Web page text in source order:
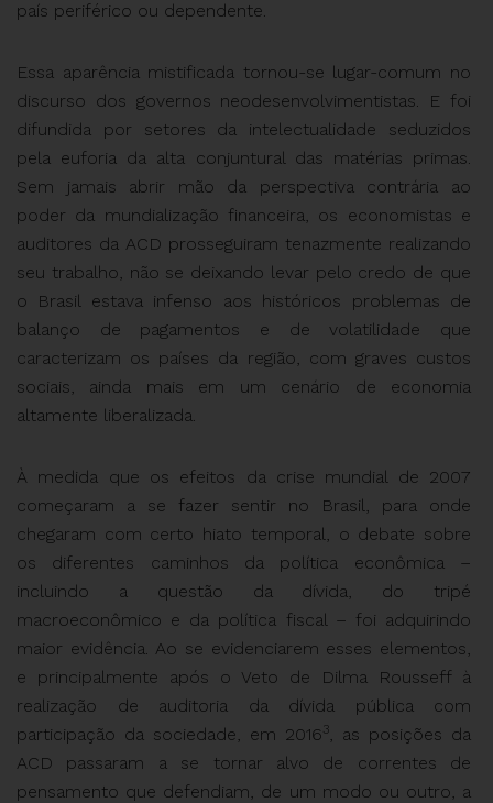
país periférico ou dependente.
Essa aparência mistificada tornou-se lugar-comum no
discurso dos governos neodesenvolvimentistas. E foi
difundida por setores da intelectualidade seduzidos
pela euforia da alta conjuntural das matérias primas.
Sem jamais abrir mão da perspectiva contrária ao
poder da mundialização financeira, os economistas e
auditores da ACD prosseguiram tenazmente realizando
seu trabalho, não se deixando levar pelo credo de que
o Brasil estava infenso aos históricos problemas de
balanço de pagamentos e de volatilidade que
caracterizam os países da região, com graves custos
sociais, ainda mais em um cenário de economia
altamente liberalizada.
À medida que os efeitos da crise mundial de 2007
começaram a se fazer sentir no Brasil, para onde
chegaram com certo hiato temporal, o debate sobre
os diferentes caminhos da política econômica –
incluindo a questão da dívida, do tripé
macroeconômico e da política fiscal – foi adquirindo
maior evidência. Ao se evidenciarem esses elementos,
e principalmente após o Veto de Dilma Rousseff à
realização de auditoria da dívida pública com
participação da sociedade, em 2016 3, as posições da
ACD passaram a se tornar alvo de correntes de
pensamento que defendiam, de um modo ou outro, a